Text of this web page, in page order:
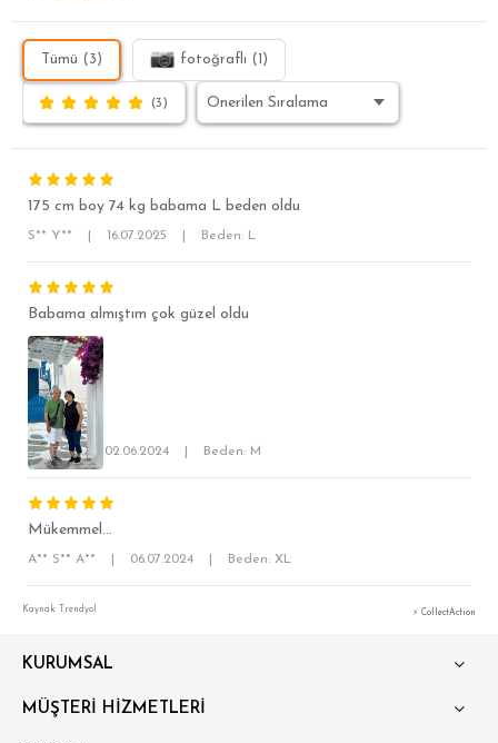
RELAX FİT
BÜYÜK BEDEN
Tümü (3) fotoğraflı (1)
(3)
175 cm boy 74 kg babama L beden oldu
S** Y** 16.07.2025 Beden: L
Babama almıştım çok güzel oldu
S** F** | 02.06.2024 Beden: M
Mükemmel...
A** S** A** 06.07.2024 Beden: XL
Kaynak: Trendyol ⚡ CollectAction
KURUMSAL
MÜŞTERİ HİZMETLERİ